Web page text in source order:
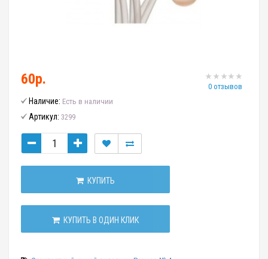
0 отзывов
60р.
Наличие: Есть в наличии
Артикул: 3299
КУПИТЬ
КУПИТЬ В ОДИН КЛИК